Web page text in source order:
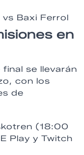
Baxi Ferrol
en
se llevarán
con los
de
(18:00
Play y Twitch